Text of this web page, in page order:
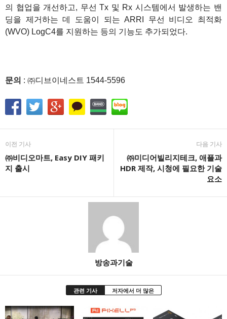
의 협업을 개선하고, 무선 Tx 및 Rx 시스템에서 발생하는 밴
딩을 제거하는 데 도움이 되는 ARRI 무선 비디오 최적화
(WVO) LogC4를 지원하는 등의 기능도 추가되었다.
문의 : ㈜디브이네스트 1544-5596
이전 기사
㈜비디오마트, Easy DIY 패키
지 출시
다음 기사
㈜미디어빌리지테크, 애플과
HDR 제작, 시청에 필요한 기술
요소
방송과기술
관련 기사 저자에서 더 많은